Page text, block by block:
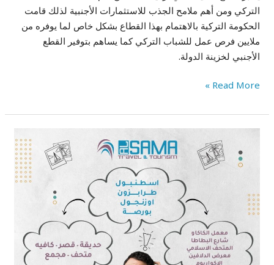
التركي ومن أهم ملامح الجذب للاستثمارات الأجنبية لذلك قامت
الحكومة التركية بالاهتمام بهذا القطاع بشكل خاص لما يوفره من
ملايين فرص عمل للشباب التركي كما يساهم بتوفير القطع
الأجنبي لخزينة الدولة.
Read More »
برنامج
سياحي
اسطنبول